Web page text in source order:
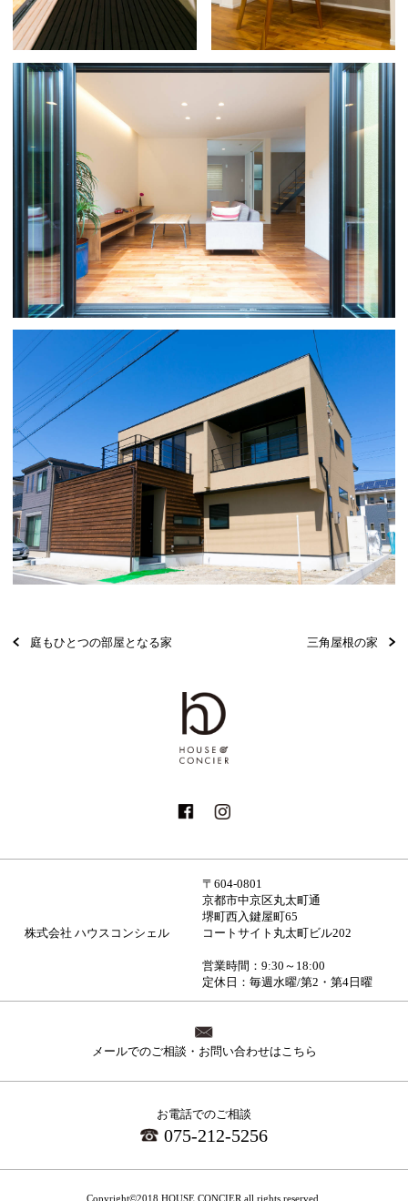
庭もひとつの部屋となる家 三角屋根の家
株式会社 ハウスコンシェル
〒604-0801
京都市中京区丸太町通
堺町西入鍵屋町65
コートサイト丸太町ビル202
営業時間：9:30～18:00
定休日：毎週水曜/第2・第4日曜
メールでのご相談・お問い合わせはこちら
お電話でのご相談
075-212-5256
Copyright©2018 HOUSE CONCIER all rights reserved.